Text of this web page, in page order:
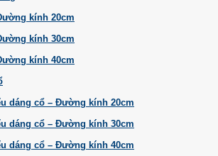
kính 20cm
kính 30cm
kính 40cm
dáng cổ – Đường kính 20cm
dáng cổ – Đường kính 30cm
dáng cổ – Đường kính 40cm